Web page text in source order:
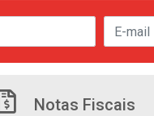
Notas Fiscais